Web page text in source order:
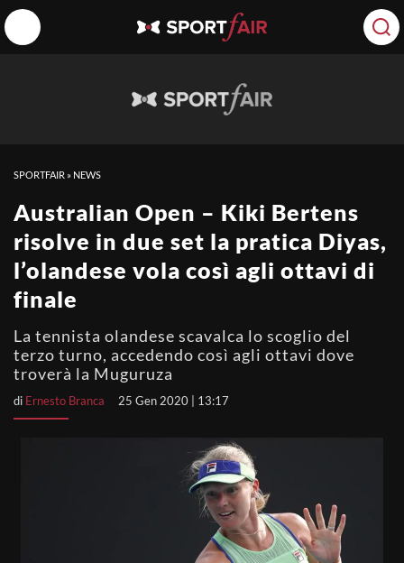
SPORTFAIR » NEWS
Australian Open – Kiki Bertens
risolve in due set la pratica Diyas,
l’olandese vola così agli ottavi di
finale
La tennista olandese scavalca lo scoglio del
terzo turno, accedendo così agli ottavi dove
troverà la Muguruza
di Ernesto Branca 25 Gen 2020 | 13:17